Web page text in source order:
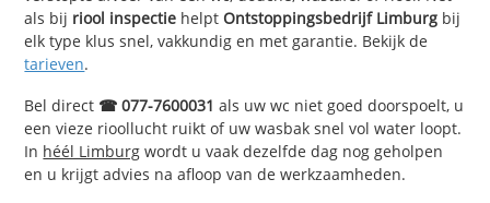
als bij riool inspectie helptOntstoppingsbedrijf Limburg bij
elk type klus snel, vakkundig en met garantie. Bekijk de
tarieven.
Bel direct ☎ 077-7600031 als uw wc niet goed doorspoelt, u
een vieze rioollucht ruikt of uw wasbak snel vol water loopt.
In héél Limburg wordt u vaak dezelfde dag nog geholpen
en u krijgt advies na afloop van de werkzaamheden.